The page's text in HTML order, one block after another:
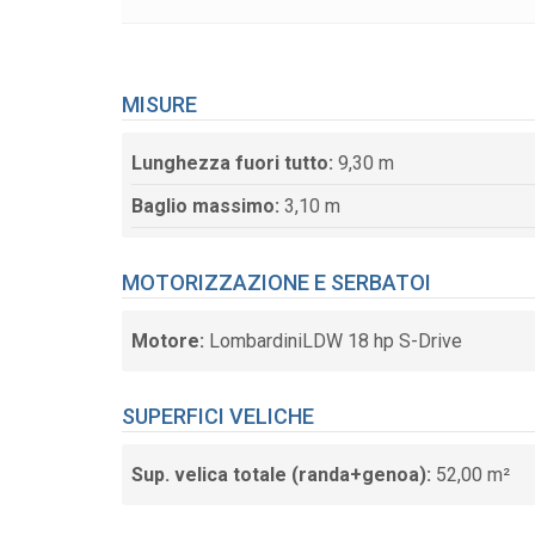
MISURE
Lunghezza fuori tutto: 9,30 m
Baglio massimo: 3,10 m
MOTORIZZAZIONE E SERBATOI
Motore: LombardiniLDW 18 hp S-Drive
SUPERFICI VELICHE
Sup. velica totale (randa+genoa): 52,00 m²